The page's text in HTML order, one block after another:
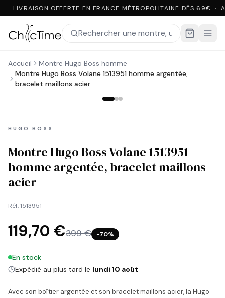
LIVRAISON OFFERTE EN FRANCE MÉTROPOLITAINE DÈS 69€ ·
Accueil
Montre Hugo Boss homme
Montre Hugo Boss Volane 1513951 homme argentée,
bracelet maillons acier
HUGO BOSS
Montre Hugo Boss Volane 1513951
homme argentée, bracelet maillons
acier
Réf.1513951
119,70 €399 € −70%
En stock
Expédié au plus tard le lundi 10 août
Avec son boîtier argentée et son bracelet maillons acier, la Hugo